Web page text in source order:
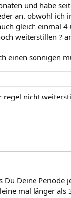
und habe
an. obwohl ich
gleich einmal
weiterstillen ?
einen sonnigen
regel nicht
Du Deine
mal länger